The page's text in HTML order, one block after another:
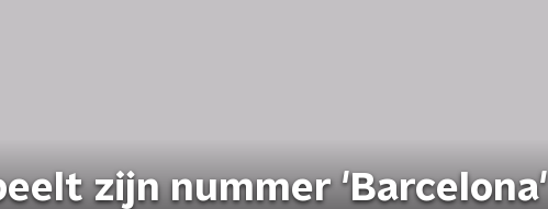
zijn nummer 'Barcelona'